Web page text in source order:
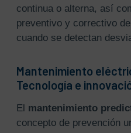
continua o alterna, así
preventivo y correctivo
cuando se detectan
Mantenimiento
Tecnología e
El mantenimiento
concepto de prevención